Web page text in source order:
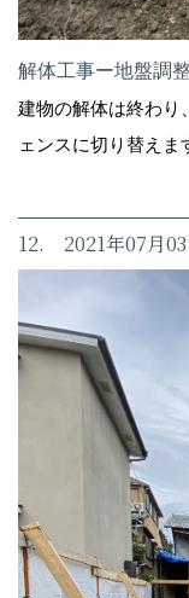
解体工事ー地盤調
建物の解体は終わり
ェンスに切り替えま
12. 2021年07月03